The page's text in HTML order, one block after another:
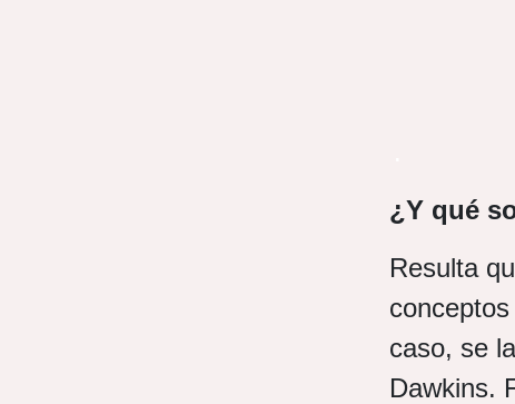
¿Y qué
Resulta
caso, se
Dawkins.